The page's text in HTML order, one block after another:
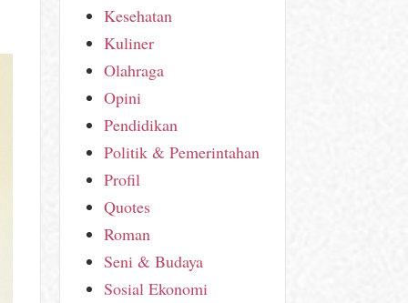
Kesehatan
Kuliner
Olahraga
Opini
Pendidikan
Politik & Pemerintahan
Profil
Quotes
Roman
Seni & Budaya
Sosial Ekonomi